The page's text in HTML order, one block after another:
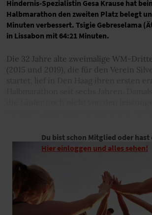
Hindernis-Spezialistin Gesa Krause hat
Halbmarathon den zweiten Platz belegt
Minuten verbessert. Tsigie Gebreselama
in Lissabon mit 64:21 Minuten.
Die 32 Jahre alte zweimalige WM-
(2015 und 2019), die für den Verein
Du bist schon Mitglied oder hast
Hier einloggen und alles sehen!